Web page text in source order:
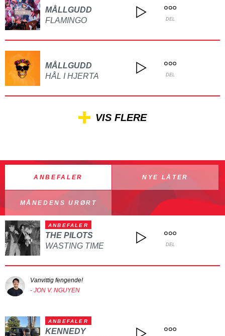
MÅLLGUDD
FLAMINGO
DEL
MÅLLGUDD
HÅL I HJERTA
DEL
VIS FLERE
ANBEFALER NYE LÅTER
MÅNEDENS URØRT
ANBEFALER
THE PILOTS
WASTING TIME
DEL
Vanvittig fengende!
- JON V. NGUYEN
ANBEFALER
KENNEDY